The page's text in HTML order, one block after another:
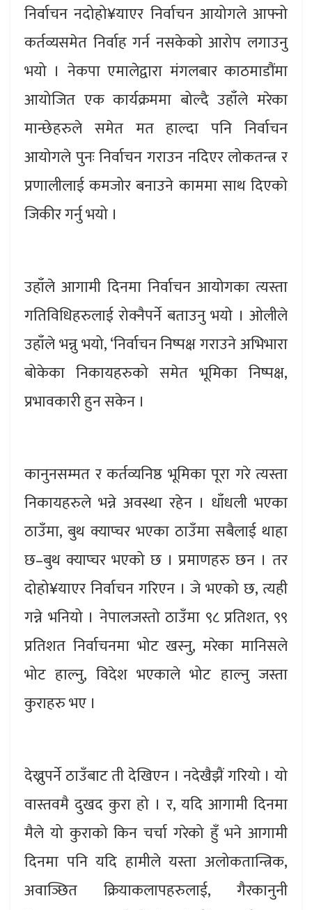
निर्वाचन नदोहो¥याएर निर्वाचन आयोगले आफ्नो
कर्तव्यसमेत निर्वाह गर्न नसकेको आरोप लगाउनु
भयो । नेकपा एमालेद्वारा मंगलबार काठमाडौंमा
आयोजित एक कार्यक्रममा बोल्दै उहाँले मरेका
मान्छेहरुले समेत मत हाल्दा पनि निर्वाचन
आयोगले पुनः निर्वाचन गराउन नदिएर लोकतन्त्र र
प्रणालीलाई कमजोर बनाउने काममा साथ दिएको
जिकीर गर्नु भयो ।
उहाँले आगामी दिनमा निर्वाचन आयोगका त्यस्ता
गतिविधिहरुलाई रोक्नैपर्ने बताउनु भयो । ओलीले
उहाँले भन्नु भयो, ‘निर्वाचन निष्पक्ष गराउने अभिभारा
बोकेका निकायहरुको समेत भूमिका निष्पक्ष,
प्रभावकारी हुन सकेन ।
कानुनसम्मत र कर्तव्यनिष्ठ भूमिका पूरा गरे त्यस्ता
निकायहरुले भन्ने अवस्था रहेन । धाँधली भएका
ठाउँमा, बुथ क्याप्चर भएका ठाउँमा सबैलाई थाहा
छ–बुथ क्याप्चर भएको छ । प्रमाणहरु छन । तर
दोहो¥याएर निर्वाचन गरिएन । जे भएको छ, त्यही
गन्ने भनियो । नेपालजस्तो ठाउँमा ९८ प्रतिशत, ९९
प्रतिशत निर्वाचनमा भोट खस्नु, मरेका मानिसले
भोट हाल्नु, विदेश भएकाले भोट हाल्नु जस्ता
कुराहरु भए ।
देख्नुपर्ने ठाउँबाट ती देखिएन । नदेखैझैं गरियो । यो
वास्तवमै दुखद कुरा हो । र, यदि आगामी दिनमा
मैले यो कुराको किन चर्चा गरेको हुँ भने आगामी
दिनमा पनि यदि हामीले यस्ता अलोकतान्त्रिक,
अवाञ्छित क्रियाकलापहरुलाई, गैरकानुनी